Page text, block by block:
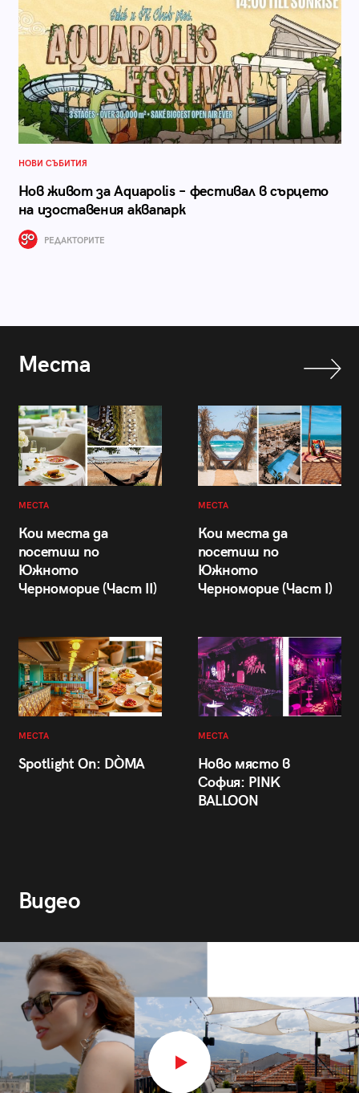
НОВИ СЪБИТИЯ
Нов живот за Aquapolis – фестивал в сърцето
на изоставения аквапарк
РЕДАКТОРИТЕ
Места
МЕСТА
Кои места да
посетиш по
Южното
Черноморие (Част II)
МЕСТА
Кои места да
посетиш по
Южното
Черноморие (Част I)
МЕСТА
Spotlight On: DÒMA
МЕСТА
Ново място в
София: PINK
BALLOON
Видео